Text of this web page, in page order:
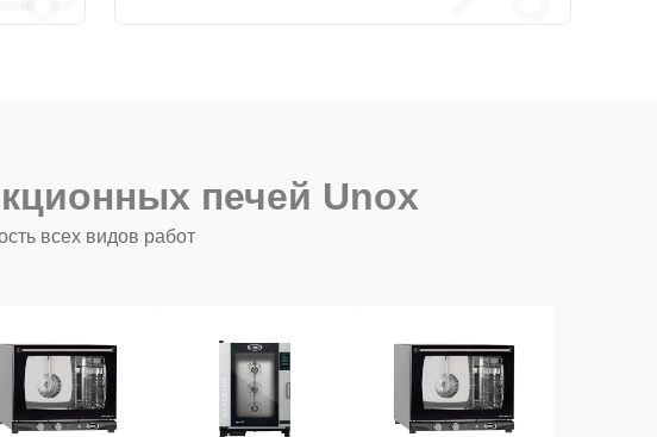
печей Unox
всех видов работ